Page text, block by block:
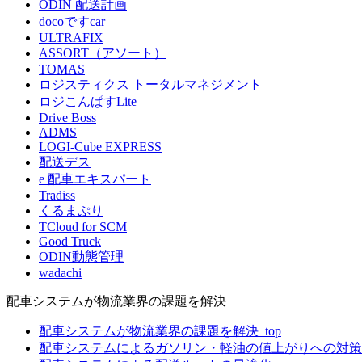
ODIN 配送計画
docoですcar
ULTRAFIX
ASSORT（アソート）
TOMAS
ロジスティクス トータルマネジメント
ロジこんぱすLite
Drive Boss
ADMS
LOGI-Cube EXPRESS
配送デス
e 配車エキスパート
Tradiss
くるまぷり
TCloud for SCM
Good Truck
ODIN動態管理
wadachi
配車システムが物流業界の課題を解決
配車システムが物流業界の課題を解決_top
配車システムによるガソリン・軽油の値上がりへの対策